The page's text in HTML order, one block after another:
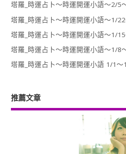
塔羅_時運占卜～時運開運小語～2/5
塔羅_時運占卜～時運開運小語～1/
塔羅_時運占卜～時運開運小語～1/
塔羅_時運占卜～時運開運小語～1/8
塔羅_時運占卜～時運開運小語 1/1～
推薦文章